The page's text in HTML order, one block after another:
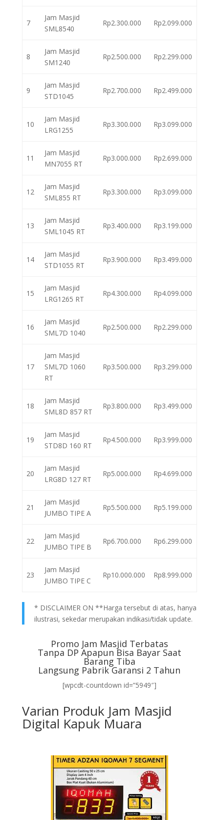
7
Jam Masjid
SML8540
Rp2.300.000 Rp2.099.000
8
Jam Masjid
SM1240
Rp2.500.000 Rp2.299.000
9
Jam Masjid
STD1045
Rp2.700.000 Rp2.499.000
10
Jam Masjid
LRG1255
Rp3.300.000 Rp3.099.000
11
Jam Masjid
MN7055 RT
Rp3.000.000 Rp2.699.000
12
Jam Masjid
SML855 RT
Rp3.300.000 Rp3.099.000
13
Jam Masjid
SML1045 RT
Rp3.400.000 Rp3.199.000
14
Jam Masjid
STD1055 RT
Rp3.900.000 Rp3.499.000
15
Jam Masjid
LRG1265 RT
Rp4.300.000 Rp4.099.000
16
Jam Masjid
SML7D 1040
Rp2.500.000 Rp2.299.000
17
Jam Masjid
SML7D 1060
RT
Rp3.500.000 Rp3.299.000
18
Jam Masjid
SML8D 857 RT
Rp3.800.000 Rp3.499.000
19
Jam Masjid
STD8D 160 RT
Rp4.500.000 Rp3.999.000
20
Jam Masjid
LRG8D 127 RT
Rp5.000.000 Rp4.699.000
21
Jam Masjid
JUMBO TIPE A
Rp5.500.000 Rp5.199.000
22
Jam Masjid
JUMBO TIPE B
Rp6.700.000 Rp6.299.000
23
Jam Masjid
JUMBO TIPE C
Rp10.000.000 Rp8.999.000
* DISCLAIMER ON **Harga tersebut di atas, hanya
ilustrasi, sekedar merupakan indikasi/tidak update.
Promo Jam Masjid Terbatas
Tanpa DP Apapun Bisa Bayar Saat
Barang Tiba
Langsung Pabrik Garansi 2 Tahun
[wpcdt-countdown id=”5949″]
Varian Produk Jam Masjid
Digital Kapuk Muara